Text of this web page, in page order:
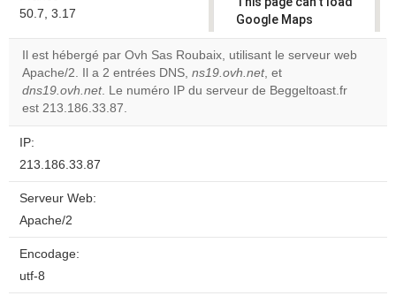
50.7, 3.17
Google Maps
correctly.
Do you
own this
OK
Il est hébergé par Ovh Sas Roubaix, utilisant le serveur web
Apache/2. Il a 2 entrées DNS, ns19.ovh.net, et
dns19.ovh.net. Le numéro IP du serveur de Beggeltoast.fr
est 213.186.33.87.
IP:
213.186.33.87
Serveur Web:
Apache/2
Encodage:
utf-8